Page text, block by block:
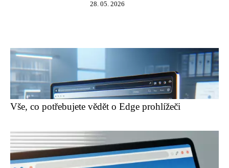
28. 05. 2026
Vše, co potřebujete vědět o Edge prohlížeči